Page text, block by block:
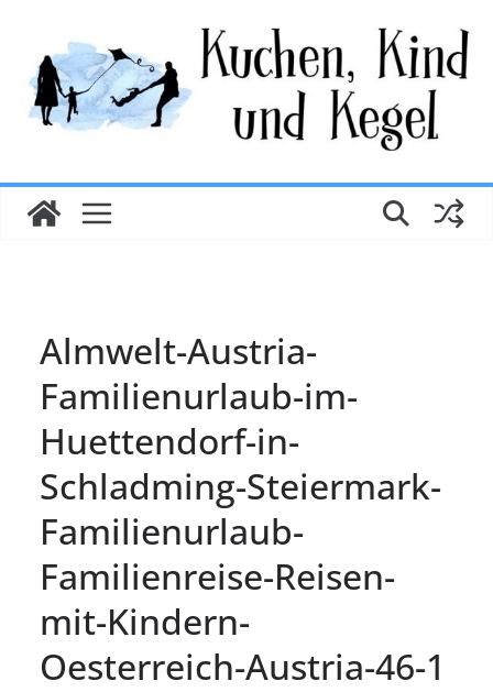
springen
Almwelt-Austria-
Familienurlaub-im-
Huettendorf-in-
Schladming-Steiermark-
Familienurlaub-
Familienreise-Reisen-
mit-Kindern-
Oesterreich-Austria-46-1